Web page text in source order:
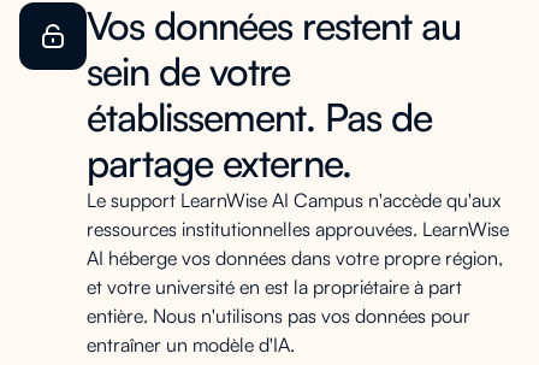
Vos données restent au
sein de votre
établissement. Pas de
partage externe.
Le support LearnWise AI Campus n'accède qu'aux
ressources institutionnelles approuvées. LearnWise
AI héberge vos données dans votre propre région,
et votre université en est la propriétaire à part
entière. Nous n'utilisons pas vos données pour
entraîner un modèle d'IA.